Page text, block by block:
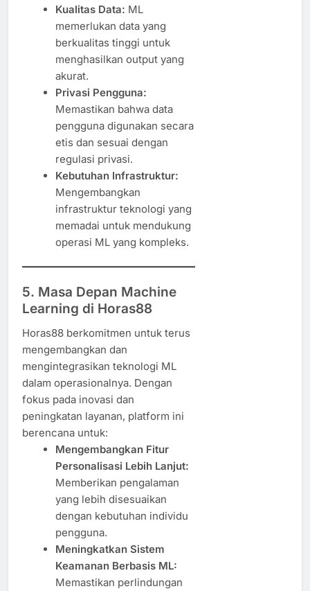
Kualitas Data: ML
memerlukan data yang
berkualitas tinggi untuk
menghasilkan output yang
akurat.
Privasi Pengguna:
Memastikan bahwa data
pengguna digunakan secara
etis dan sesuai dengan
regulasi privasi.
Kebutuhan Infrastruktur:
Mengembangkan
infrastruktur teknologi yang
memadai untuk mendukung
operasi ML yang kompleks.
5. Masa Depan Machine
Learning di Horas88
Horas88 berkomitmen untuk terus
mengembangkan dan
mengintegrasikan teknologi ML
dalam operasionalnya. Dengan
fokus pada inovasi dan
peningkatan layanan, platform ini
berencana untuk:
Mengembangkan Fitur
Personalisasi Lebih Lanjut:
Memberikan pengalaman
yang lebih disesuaikan
dengan kebutuhan individu
pengguna.
Meningkatkan Sistem
Keamanan Berbasis ML:
Memastikan perlindungan